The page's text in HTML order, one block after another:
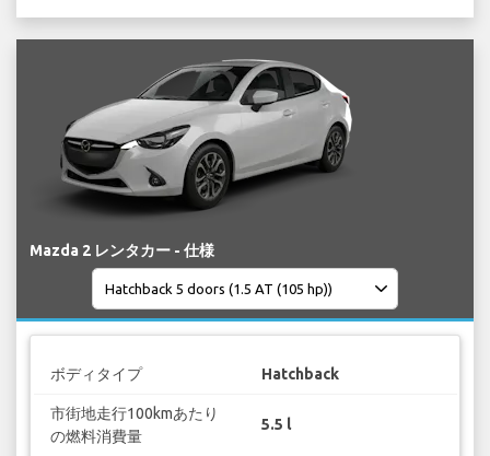
Mazda 2 レンタカー - 仕様
ボディタイプ Hatchback
市街地走行100kmあたり
の燃料消費量
5.5 l